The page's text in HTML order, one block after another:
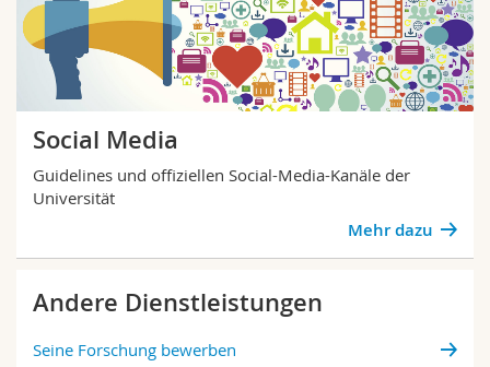
Social Media
Guidelines und offiziellen Social-Media-Kanäle der
Universität
Mehr dazu
Andere Dienstleistungen
Seine Forschung bewerben